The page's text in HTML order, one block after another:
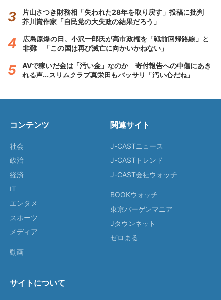
片山さつき財務相「失われた28年を取り戻す」投稿に批判
芥川賞作家「自民党の大失政の結果だろう」
広島原爆の日、小沢一郎氏が高市政権を「戦前回帰路線」と
非難 「この国は再び滅亡に向かいかねない」
AVで稼いだ金は「汚い金」なのか 寄付報告への中傷にあき
れる声...スリムクラブ真栄田もバッサリ「汚い心だね」
コンテンツ
社会
政治
経済
IT
エンタメ
スポーツ
メディア
動画
関連サイト
J-CASTニュース
J-CASTトレンド
J-CAST会社ウォッチ
BOOKウォッチ
東京バーゲンマニア
Jタウンネット
ゼロまる
サイトについて